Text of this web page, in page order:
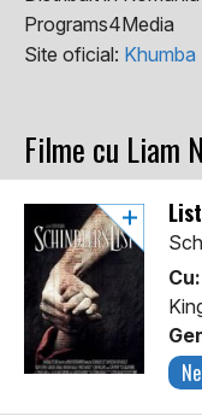
Programs4Media
Site oficial: Khumba
Filme cu Liam
Cu: